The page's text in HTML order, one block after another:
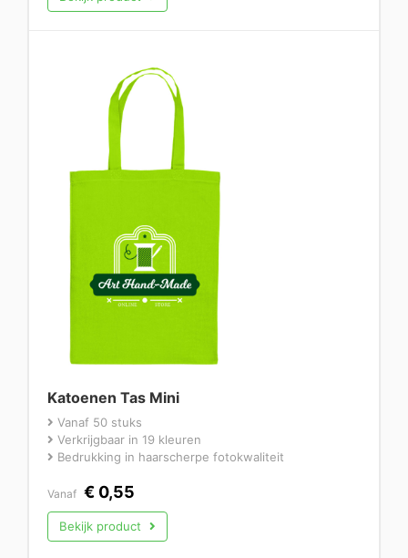
Katoenen Tas Mini
Vanaf 50 stuks
Verkrijgbaar in 19 kleuren
Bedrukking in haarscherpe fotokwaliteit
Vanaf € 0,55
Bekijk product